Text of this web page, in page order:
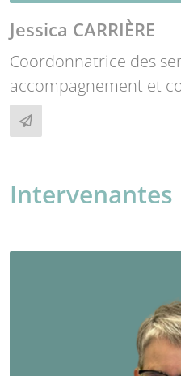
Jessica CARRIÈRE
Coordonnatrice des
accompagnement et
Intervenantes